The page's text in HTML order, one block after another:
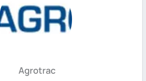
Agrotrac